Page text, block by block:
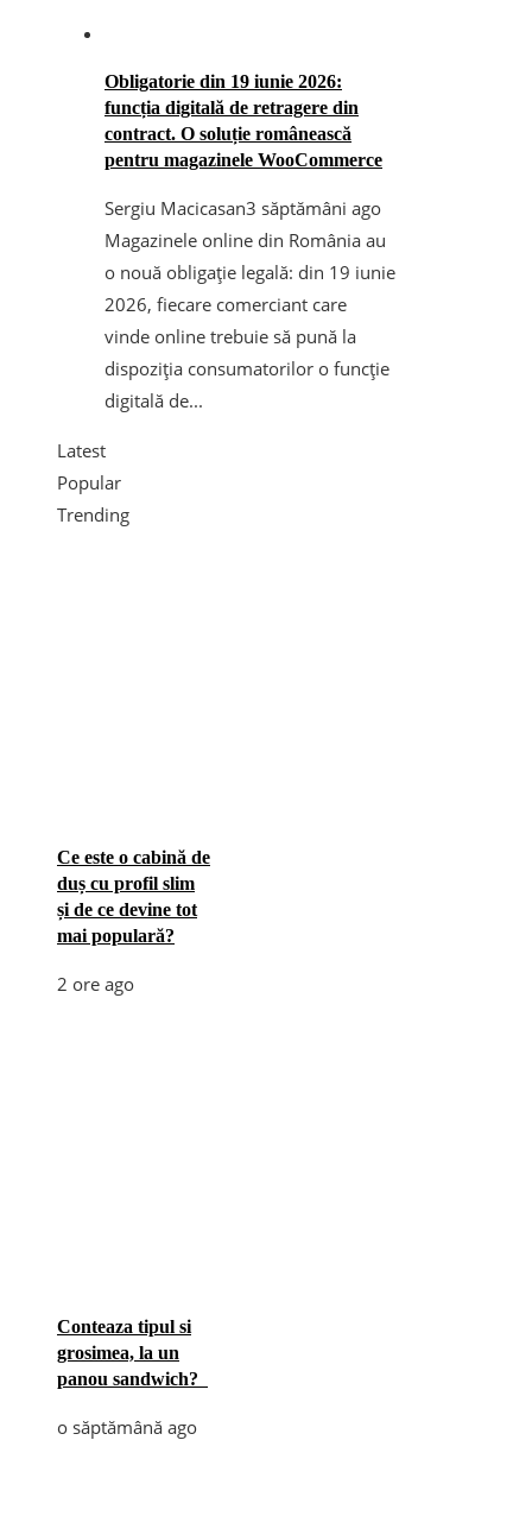
Obligatorie din 19 iunie 2026:
funcția digitală de retragere din
contract. O soluție românească
pentru magazinele WooCommerce
Sergiu Macicasan3 săptămâni ago
Magazinele online din România au
o nouă obligație legală: din 19 iunie
2026, fiecare comerciant care
vinde online trebuie să pună la
dispoziția consumatorilor o funcție
digitală de...
Latest
Popular
Trending
Ce este o cabină de
duș cu profil slim
și de ce devine tot
mai populară?
2 ore ago
Conteaza tipul si
grosimea, la un
panou sandwich?
o săptămână ago